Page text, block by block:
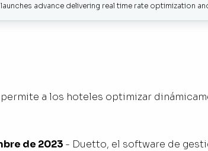
advance delivering real time rate optimization
a los hoteles optimizar
de 2023 - Duetto, el software de